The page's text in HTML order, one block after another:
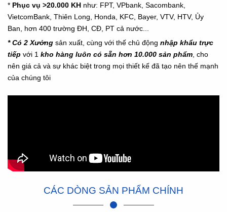
* Phục vụ >20.000 KH như: FPT, VPbank, Sacombank,
VietcomBank, Thiên Long, Honda, KFC, Bayer, VTV, HTV, Ủy
Ban, hơn 400 trường ĐH, CĐ, PT cả nước...
* Có 2 Xưởng sản xuất, cùng với thế chủ động nhập khẩu trực
tiếp với 1 kho hàng luôn có sẵn hơn 10.000 sản phẩm , cho
nên giá cả và sự khác biệt trong mọi thiết kế đã tạo nên thế mạnh
của chúng tôi
CÁC DÒNG SẢN PHẨM CHÍNH